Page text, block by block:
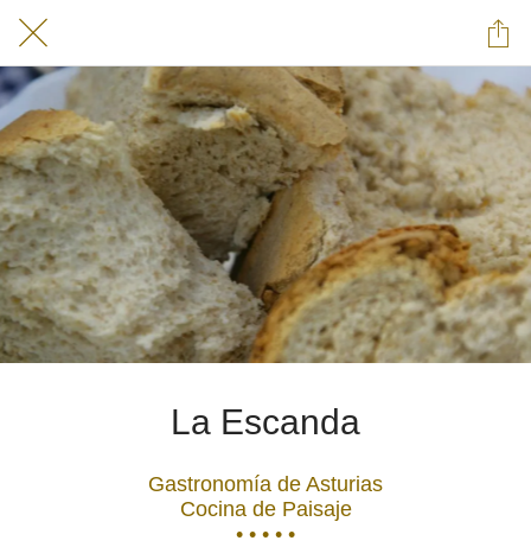
La Escanda
Gastronomía de Asturias
Cocina de Paisaje
• • • • •